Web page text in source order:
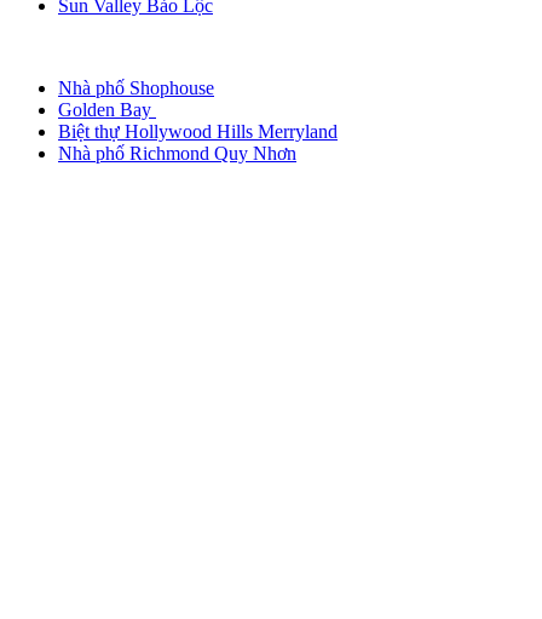
Sun Valley Bảo Lộc
Nhà phố Shophouse
Golden Bay
Biệt thự Hollywood Hills Merryland
Nhà phố Richmond Quy Nhơn